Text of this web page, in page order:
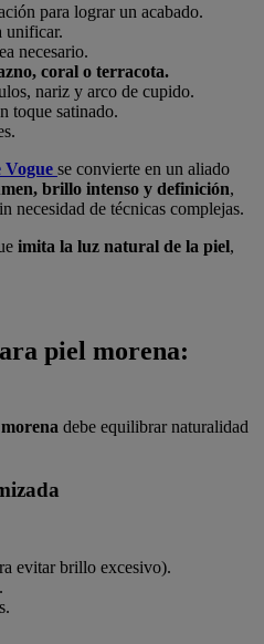
para lograr un acabado.
unificar.
necesario.
coral o terracota.
nariz y arco de cupido.
toque satinado.
Vogue se convierte en un aliado
brillo intenso y definición,
necesidad de técnicas complejas.
imita la luz natural de la piel,
piel morena:
debe equilibrar naturalidad
evitar brillo excesivo).